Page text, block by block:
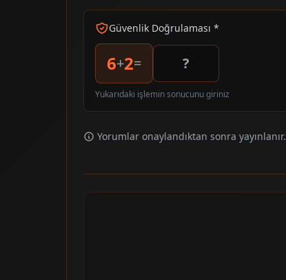
Güvenlik Doğrulaması *
6+2=
Yukarıdaki işlemin sonucunu giriniz
Yorumlar onaylandıktan sonra yayınlanır.